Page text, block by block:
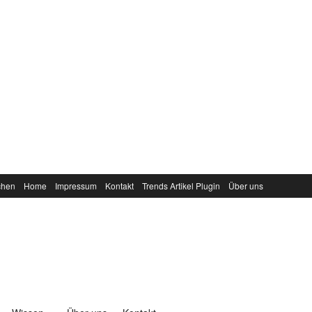
Home Impressum Kontakt Trends Artikel Plugin Über uns